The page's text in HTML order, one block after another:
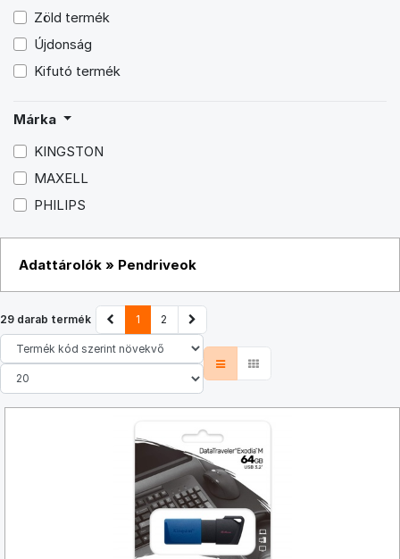
Zöld termék
Újdonság
Kifutó termék
Márka
KINGSTON
MAXELL
PHILIPS
Adattárolók » Pendriveok
29 darab termék 1 2